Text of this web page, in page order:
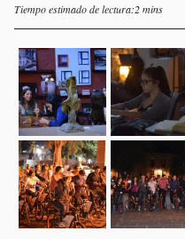
Tiempo estimado de lectura:2 mins